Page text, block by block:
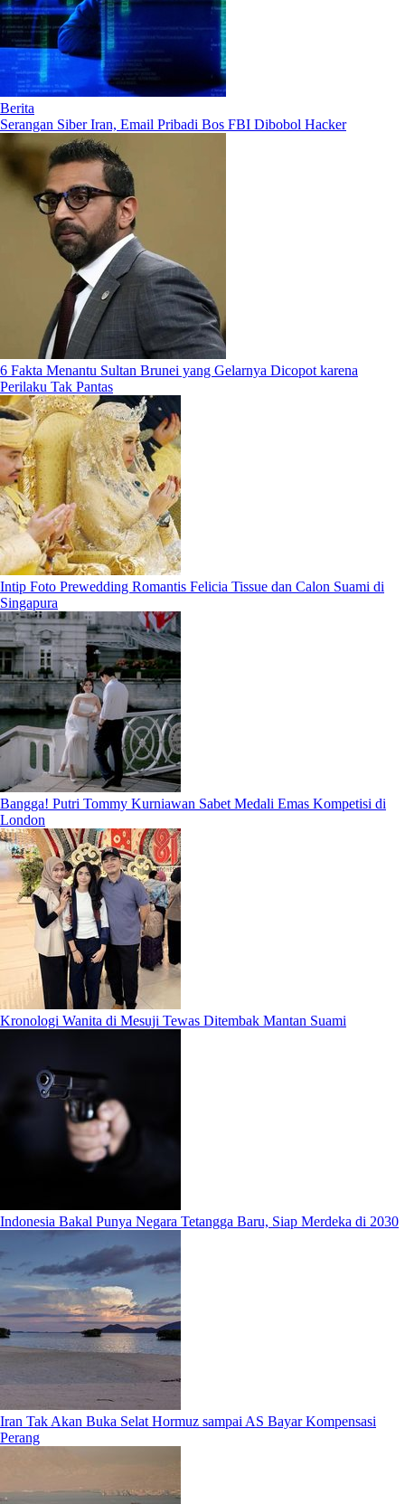
Berita
Serangan Siber Iran, Email Pribadi Bos FBI Dibobol Hacker
6 Fakta Menantu Sultan Brunei yang Gelarnya Dicopot karena
Perilaku Tak Pantas
Intip Foto Prewedding Romantis Felicia Tissue dan Calon Suami di
Singapura
Bangga! Putri Tommy Kurniawan Sabet Medali Emas Kompetisi di
London
Kronologi Wanita di Mesuji Tewas Ditembak Mantan Suami
Indonesia Bakal Punya Negara Tetangga Baru, Siap Merdeka di 2030
Iran Tak Akan Buka Selat Hormuz sampai AS Bayar Kompensasi
Perang